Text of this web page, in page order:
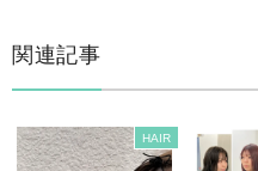
関連記事
HAIR